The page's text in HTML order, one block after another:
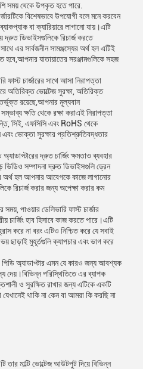
সময় থেকে উপকৃত হতে পারে.
বিশেষভাবে উপযোগী বলে মনে করবেন
বা ক্যারিয়ারে লাগানো যায়।এটি
দ্রুত ডিভাইসগুলিকে রিচার্জ করতে
এর সার্বজনীন সামঞ্জস্যের অর্থ হল এটিই
হবে,আপনার যাতায়াতের সরঞ্জামগুলিকে সহজ
ফাস্ট চার্জারের সাথে আসা নিরাপত্তা
অতিরিক্ত ভোল্টেজ সুরক্ষা, অতিরিক্ত
রয়েছে,আপনার মূল্যবান
ক্ষতি থেকে রক্ষা করাএই নিরাপত্তা
সিই, এফসিসি এবং RoHS থেকে
এবং ভোক্তা সুরক্ষার প্রতিশ্রুতিবদ্ধতার
অ্যাডাপ্টারের দ্রুত চার্জিং ক্ষমতাও ব্যবহার
ভিডিও সম্পাদনা দ্রুত ডিভাইসগুলি ড্রেন
হল আপনার আবেগকে কাজে লাগানোর
রিচার্জ করার জন্য অপেক্ষা করার কম
সময়, পাওয়ার ডেলিভারি ফাস্ট চার্জার
চার্জিং হাব হিসাবে কাজ করতে পারে।এটি
করে না বরং এটিও নিশ্চিত করে যে সবাই
ছাড়াই মুহূর্তগুলি ক্যাপচার এবং ভাগ করে
পিডি অ্যাডাপ্টার এমন যে কারও জন্য আবশ্যক
দেয়।বিভিন্ন পরিস্থিতিতে এর ব্যাপক
ও সুরক্ষিত রাখার জন্য এটিকে একটি
থাকি না কেন বা আমরা কি করছি না
তার মাল্টি ভোল্টেজ আউটপুট দিয়ে বিভিন্ন